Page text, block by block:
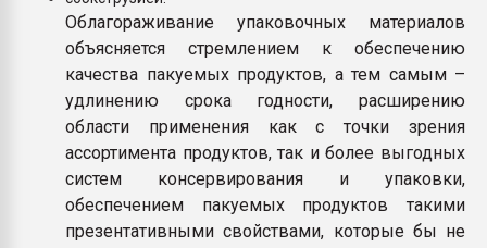
Облагораживание упаковочных материалов
объясняется стремлением к обеспечению
качества пакуемых продуктов, а тем самым –
удлинению срока годности, расширению
области применения как с точки зрения
ассортимента продуктов, так и более выгодных
систем консервирования и упаковки,
обеспечением пакуемых продуктов такими
презентативными свойствами, которые бы не